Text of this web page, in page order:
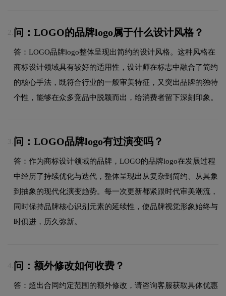
2. 问：LOGO的品牌logo属于什么设计风格？
答：LOGO品牌logo整体呈现出简约的设计风格。这种风格在
商标设计领域具有较好的适用性，设计师在标志中融合了简约
的核心手法，既符合行业的一般审美特征，又突出品牌的独特
个性，能够在众多竞品中脱颖而出，给消费者留下深刻印象。
3. 问：LOGO品牌logo有过演变吗？
答：作为商标设计领域的品牌，LOGO的品牌logo在发展过程
中经历了持续优化与迭代，整体呈现出从复杂到简约、从具象
到抽象的现代化演变趋势。每一次更新都紧跟时代审美潮流，
同时保持品牌核心识别元素的延续性，使品牌视觉形象始终与
时俱进，历久弥新。
4. 问：额外修改如何收费？
答：超出合同约定范围的额外修改，请咨询客服获取具体优惠